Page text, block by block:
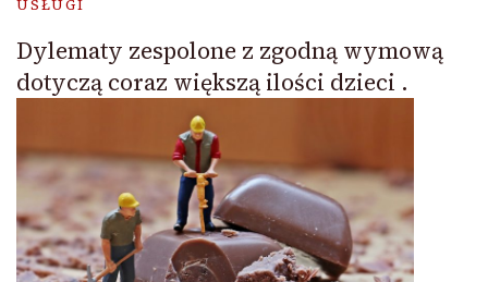
USŁUGI
Dylematy zespolone z zgodną wymową
dotyczą coraz większą ilości dzieci .